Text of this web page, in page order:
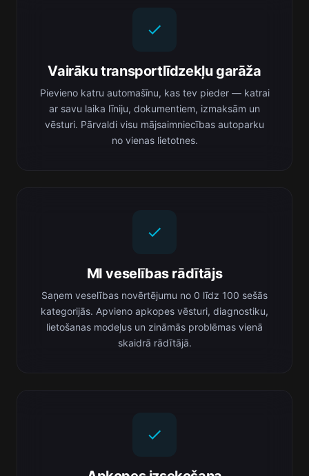
Vairāku transportlīdzekļu garāža
Pievieno katru automašīnu, kas tev pieder — katrai
ar savu laika līniju, dokumentiem, izmaksām un
vēsturi. Pārvaldi visu mājsaimniecības autoparku
no vienas lietotnes.
MI veselības rādītājs
Saņem veselības novērtējumu no 0 līdz 100 sešās
kategorijās. Apvieno apkopes vēsturi, diagnostiku,
lietošanas modeļus un zināmās problēmas vienā
skaidrā rādītājā.